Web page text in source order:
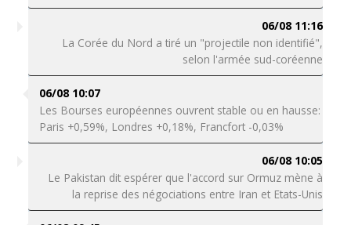
06/08 11:16
La Corée du Nord a tiré un "projectile non identifié",
selon l'armée sud-coréenne
06/08 10:07
Les Bourses européennes ouvrent stable ou en hausse:
Paris +0,59%, Londres +0,18%, Francfort -0,03%
06/08 10:05
Le Pakistan dit espérer que l'accord sur Ormuz mène à
la reprise des négociations entre Iran et Etats-Unis